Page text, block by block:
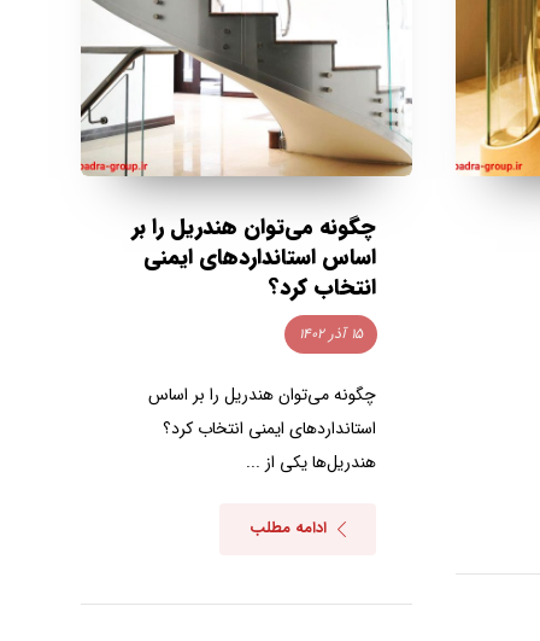
چگونه می‌توان هندریل را بر
اساس استانداردهای ایمنی
انتخاب کرد؟
۱۵ آذر ۱۴۰۲
چگونه می‌توان هندریل را بر اساس
استانداردهای ایمنی انتخاب کرد؟
هندریل‌ها یکی از ...
ادامه مطلب